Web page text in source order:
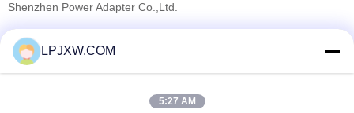
Shenzhen Power Adapter Co.,Ltd.
Trust Seal
Verified Suplier
LPJXW.COM
5:27 AM